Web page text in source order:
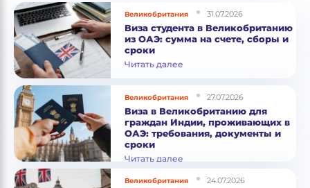
Великобритания 31.07.2026
Виза студента в Великобританию
из ОАЭ: сумма на счете, сборы и
сроки
Читать далее
Великобритания 27.07.2026
Виза в Великобританию для
граждан Индии, проживающих в
ОАЭ: требования, документы и
сроки
Читать далее
Великобритания 24.07.2026